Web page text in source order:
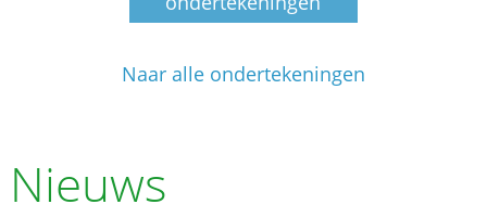
Naar alle ondertekeningen
Nieuws